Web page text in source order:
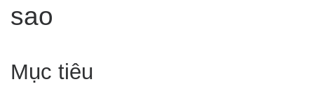
sao
Mục tiêu